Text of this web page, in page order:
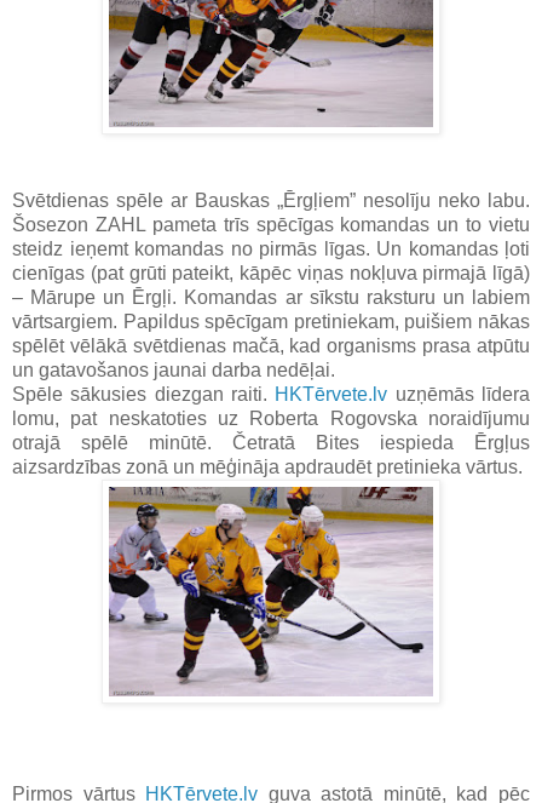
Svētdienas spēle ar Bauskas „Ērgļiem” nesolīju neko labu.
Šosezon ZAHL pameta trīs spēcīgas komandas un to vietu
steidz ieņemt komandas no pirmās līgas. Un komandas ļoti
cienīgas (pat grūti pateikt, kāpēc viņas nokļuva pirmajā līgā)
– Mārupe un Ērgļi. Komandas ar sīkstu raksturu un labiem
vārtsargiem. Papildus spēcīgam pretiniekam, puišiem nākas
spēlēt vēlākā svētdienas mačā, kad organisms prasa atpūtu
un gatavošanos jaunai darba nedēļai.
Spēle sākusies diezgan raiti. HKTērvete.lv uzņēmās līdera
lomu, pat neskatoties uz Roberta Rogovska noraidījumu
otrajā spēlē minūtē. Četratā Bites iespieda Ērgļus
aizsardzības zonā un mēģināja apdraudēt pretinieka vārtus.
Pirmos vārtus HKTērvete.lv guva astotā minūtē, kad pēc